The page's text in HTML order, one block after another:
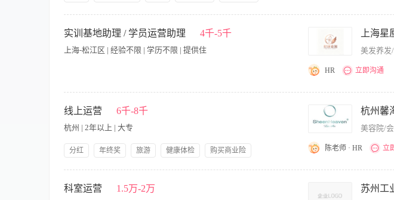
销计划，形成完整的执行方案，并组织、推进、实施、监督和评估； 3.负责各种会议、促销活动前对各
道具的设计、制作、发放的全程跟进. 5.终端促销支援，以提高业绩及客户店员的销售水平. 6.负责对竞
职位要求： 1、年龄25岁以上，性别不限，大专以上学历，两年以上美容/化妆品行业会议执行能力，形
的终端销售知识及培训技巧，良好的文案编写、会议组织、主持能力； 4、服务意识强，有较强的沟通
实训基地助理 / 学员运营助理 4千-5千
上海-松江区 | 经验不限 | 学历不限 | 提供住
上海
美发养发
HR 立即沟通
私信、咨询，做好客户台账跟进，邀约到店体验，持续维护意向客户直至成交； 2.线下校区日常运营
学员课后维护、售后沟通； 3.短视频素材拍摄 随堂抓拍教学实景、学员实操、课堂花絮；配合创始人出
短视频评论、私信初步回复，素材归档，简单图文排版；对接外部兼职剪辑，同步拍摄需求。 任职要求
学徒群体需求； 2.会基础手机拍摄，懂简单构图，有短视频感知优先； 3.做事有条理，消息及时响应，
服、门店助理经验优先。 岗位核心考核指标（面试直接讲清楚） 1.意向咨询线索2 小时内响应率 2.意向
线上运营 6千-8千
杭州 | 2年以上 | 大专
分红 年终奖 旅游 健康体检
购买商业险
提供住宿、高管入股
杭州馨
美容院/
陈老师 · HR 立
（包括详情页面、宝贝标题、首图、类目、属性、搜索关键词优化等）和爆款、人气宝贝打造流程及方
条件，熟练掌握美团、分销平台等各项免费和付费推广方式； 5、通过站内站外方式引入精准流量，根
科室运营 1.5万-2万